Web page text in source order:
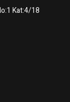
Kat:4/18